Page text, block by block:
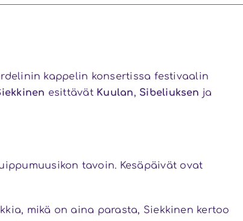
kappelin konsertissa festivaalin
esittävät Kuulan, Sibeliuksen ja
tavoin. Kesäpäivät ovat
mikä on aina parasta, Siekkinen kertoo